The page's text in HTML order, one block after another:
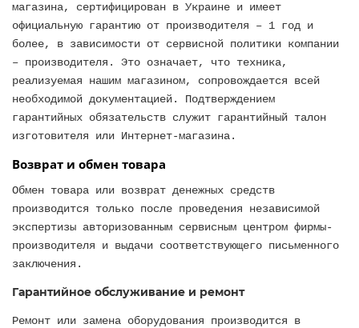
магазина, сертифицирован в Украине и имеет
официальную гарантию от производителя – 1 год и
более, в зависимости от сервисной политики компании
– производителя. Это означает, что техника,
реализуемая нашим магазином, сопровождается всей
необходимой документацией. Подтверждением
гарантийных обязательств служит гарантийный талон
изготовителя или Интернет-магазина.
Возврат и обмен товара
Обмен товара или возврат денежных средств
производится только после проведения независимой
экспертизы авторизованным сервисным центром фирмы-
производителя и выдачи соответствующего письменного
заключения.
Гарантийное обслуживание и ремонт
Ремонт или замена оборудования производится в